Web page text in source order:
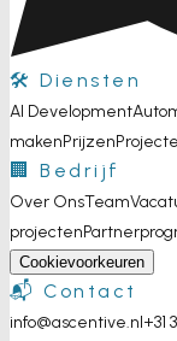
🛠️ Diensten
AI Development
makenPrijzen
🏢 Bedrijf
Over OnsTeam
projecten
Cookievoorkeuren
📬 Contact
info@ascentive.nl+31